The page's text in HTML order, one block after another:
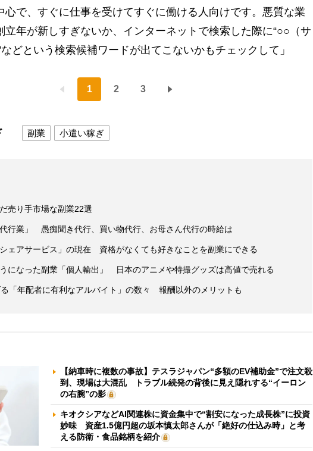
心で、すぐに仕事を受けてすぐに働ける人向けです。悪質な業
立年が新しすぎないか、インターネットで検索した際に“○○（サ
どという検索候補ワードが出てこないかもチェックして」
1 2 3
副業 小遣い稼ぎ
売り手市場な副業22選
行業」 愚痴聞き代行、買い物代行、お母さん代行の時給は
ェアサービス」の現在 資格がなくても好きなことを副業にできる
になった副業「個人輸出」 日本のアニメや特撮グッズは高値で売れる
「年配者に有利なアルバイト」の数々 報酬以外のメリットも
【納車時に複数の事故】テスラジャパン“多額のEV補助金”で注文殺
到、現場は大混乱 トラブル続発の背後に見え隠れする“イーロン
の右腕”の影
キオクシアなどAI関連株に資金集中で“割安になった成長株”に投資
妙味 資産1.5億円超の坂本慎太郎さんが「絶好の仕込み時」と考
える防衛・食品銘柄を紹介